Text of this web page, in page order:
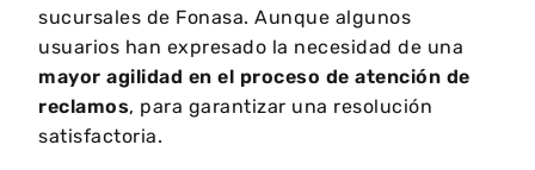
sucursales de Fonasa. Aunque algunos
usuarios han expresado la necesidad de una
mayor agilidad en el proceso de atención de
reclamos, para garantizar una resolución
satisfactoria.